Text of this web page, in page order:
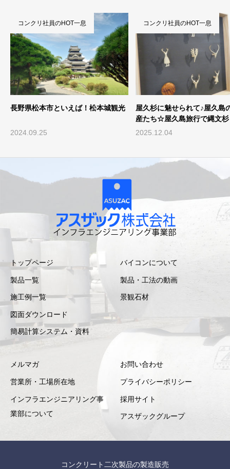
長野県松本市といえば！松本城観光
2024.09.25
コンクリ社員のHOT一息
屋久杉に魅せられて♪屋久島
産たち☆屋久島旅行で縄文
キングに行って...
2025.12.04
コンクリ社員のHOT一息
トップページ
製品一覧
施工例一覧
図面ダウンロード
簡易計算システム・資料
バイコンについて
製品・工法の動画
景観石材
メルマガ
営業所・工場所在地
インフラエンジニアリング事
業部について
お問い合わせ
プライバシーポリシー
採用サイト
アスザックグループ
コンクリート二次製品の製造販売